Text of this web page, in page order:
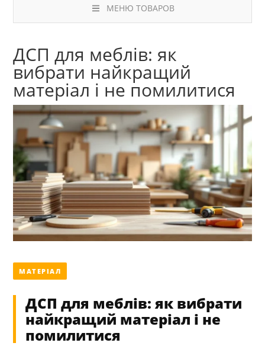
МЕНЮ ТОВАРОВ
ДСП для меблів: як
вибрати найкращий
матеріал і не помилитися
МАТЕРІАЛ
ДСП для меблів: як вибрати
найкращий матеріал і не
помилитися